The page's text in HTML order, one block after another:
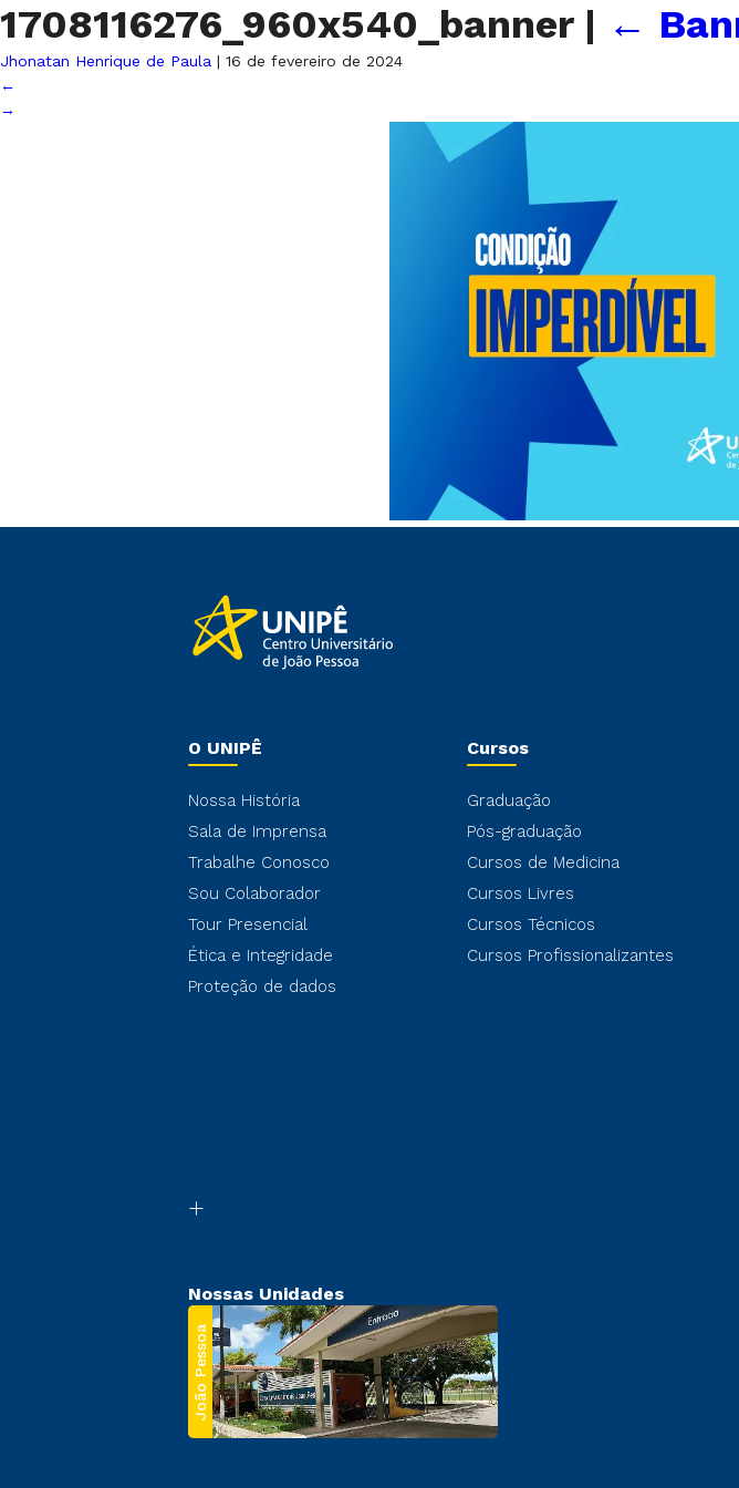
1708116276_960x540_banner | ←
Jhonatan Henrique de Paula | 16 de fevereiro de 2024
←
→
O UNIPÊ
Nossa História
Sala de Imprensa
Trabalhe Conosco
Sou Colaborador
Tour Presencial
Ética e Integridade
Proteção de dados
Cursos
Graduação
Pós-graduação
Cursos de Medicina
Cursos Livres
Cursos Técnicos
Cursos Profissionalizantes
Nossas Unidades
João Pessoa